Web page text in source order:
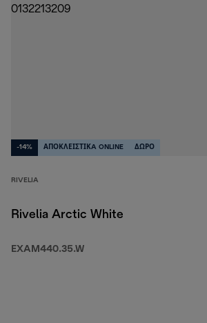
-14% ΑΠΟΚΛΕΙΣΤΙΚA ONLINE ΔΩΡΟ
RIVELIA
Rivelia Arctic White
EXAM440.35.W